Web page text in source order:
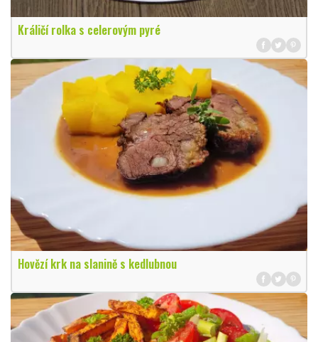
Králičí rolka s celerovým pyré
Hovězí krk na slanině s kedlubnou